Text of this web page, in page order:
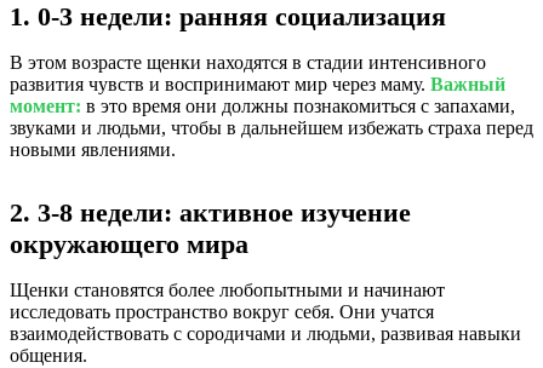
1. 0-3 недели: ранняя социализация
В этом возрасте щенки находятся в стадии интенсивного
развития чувств и воспринимают мир через маму. Важный
момент: в это время они должны познакомиться с запахами,
звуками и людьми, чтобы в дальнейшем избежать страха перед
новыми явлениями.
2. 3-8 недели: активное изучение
окружающего мира
Щенки становятся более любопытными и начинают
исследовать пространство вокруг себя. Они учатся
взаимодействовать с сородичами и людьми, развивая навыки
общения.